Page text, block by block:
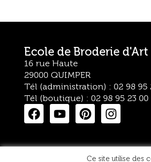
Ecole de Broderie d'Art
16 rue Haute
29000 QUIMPER
Tél (administration) : 02 98 95
Tél (boutique) : 02 98 95 23 00
Ce site utilise des